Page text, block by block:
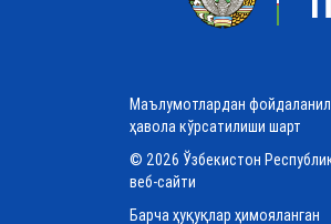
Маълумотлардан
ҳавола кўрсатилиши шарт
© 2026 Ўзбекистон
веб-сайти
Барча ҳуқуқлар ҳимояланган